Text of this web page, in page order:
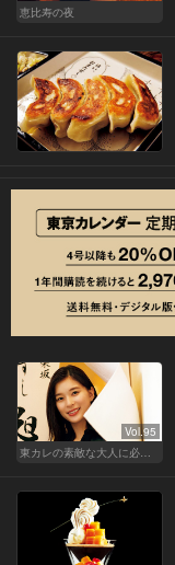
恵比寿の夜
Vol.95
東カレの素敵な大人に必要なこと